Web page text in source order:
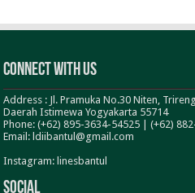
Connect With Us
Address : Jl. Pramuka No.30 Niten,
Daerah Istimewa Yogyakarta 55714
Phone: (+62) 895-3634-54525 | (+62)
Email: ldiibantul@gmail.com
Instagram: linesbantul
Social